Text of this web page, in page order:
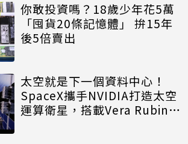
你敢投資嗎？18歲少年花5萬
「囤貨20條記憶體」 拚15年
後5倍賣出
太空就是下一個資料中心！
SpaceX攜手NVIDIA打造太空
運算衛星，搭載Vera Rubin運